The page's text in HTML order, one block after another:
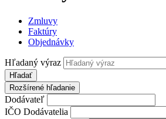
Zmluvy
Faktúry
Objednávky
Hľadaný výraz
Hľadať
Rozšírené hľadanie
Dodávateľ
IČO Dodávatelia